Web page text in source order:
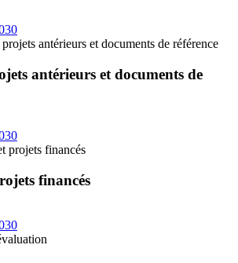
antérieurs et documents de référence
antérieurs et documents de
projets financés
financés